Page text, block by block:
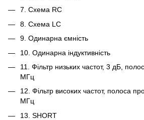
7. Схема RC
8. Схема LC
9. Одинарна ємність
10. Одинарна індуктивність
11. Фільтр низьких частот, 3 дБ,
МГц
12. Фільтр високих частот, полоса
МГц
13. SHORT